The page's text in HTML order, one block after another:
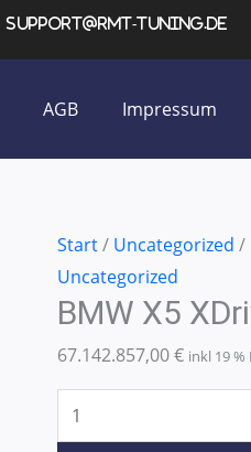
support@rmt-tuning.de
AGB Impressum
Start/ Uncategorized /
Uncategorized
BMW X5
67.142.857,00€ inkl 19 %
BMW
X5
xDrive40e